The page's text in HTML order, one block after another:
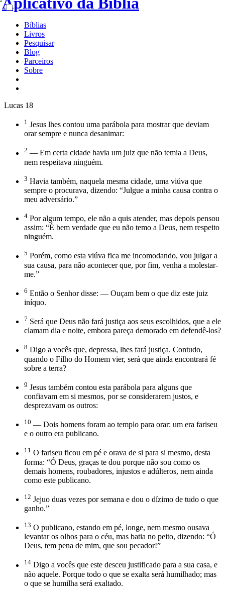
Bíblias
Livros
Pesquisar
Blog
Parceiros
Sobre
Lucas 18
1 Jesus lhes contou uma parábola para mostrar que deviam
orar sempre e nunca desanimar:
2 — Em certa cidade havia um juiz que não temia a Deus,
nem respeitava ninguém.
3 Havia também, naquela mesma cidade, uma viúva que
sempre o procurava, dizendo: “Julgue a minha causa contra o
meu adversário.”
4 Por algum tempo, ele não a quis atender, mas depois pensou
assim: “É bem verdade que eu não temo a Deus, nem respeito
ninguém.
5 Porém, como esta viúva fica me incomodando, vou julgar a
sua causa, para não acontecer que, por fim, venha a molestar-
me.”
6 Então o Senhor disse: — Ouçam bem o que diz este juiz
iníquo.
7 Será que Deus não fará justiça aos seus escolhidos, que a ele
clamam dia e noite, embora pareça demorado em defendê-los?
8 Digo a vocês que, depressa, lhes fará justiça. Contudo,
quando o Filho do Homem vier, será que ainda encontrará fé
sobre a terra?
9 Jesus também contou esta parábola para alguns que
confiavam em si mesmos, por se considerarem justos, e
desprezavam os outros:
10 — Dois homens foram ao templo para orar: um era fariseu
e o outro era publicano.
11 O fariseu ficou em pé e orava de si para si mesmo, desta
forma: “Ó Deus, graças te dou porque não sou como os
demais homens, roubadores, injustos e adúlteros, nem ainda
como este publicano.
12 Jejuo duas vezes por semana e dou o dízimo de tudo o que
ganho.”
13 O publicano, estando em pé, longe, nem mesmo ousava
levantar os olhos para o céu, mas batia no peito, dizendo: “Ó
Deus, tem pena de mim, que sou pecador!”
14 Digo a vocês que este desceu justificado para a sua casa, e
não aquele. Porque todo o que se exalta será humilhado; mas
o que se humilha será exaltado.